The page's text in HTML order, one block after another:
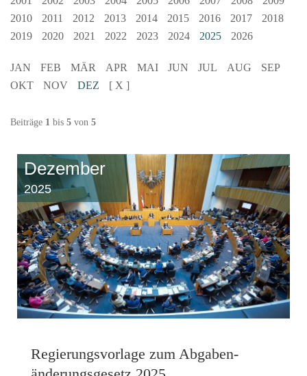
2010
2011 2012 2013 2014 2015 2016 2017
2018
2019
2020 2021 2022 2023 2024 2025 2026
JAN FEB MÄR APR MAI JUN JUL AUG
SEP
OKT
NOV DEZ [ X ]
Beiträge 1 bis 5 von 5
Dezember
2025
Regierungsvorlage zum Abgaben­